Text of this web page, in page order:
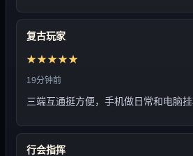
复古玩家
★★★★★
19分钟前
三端互通挺方便，手机做日常和电脑挂
行会指挥